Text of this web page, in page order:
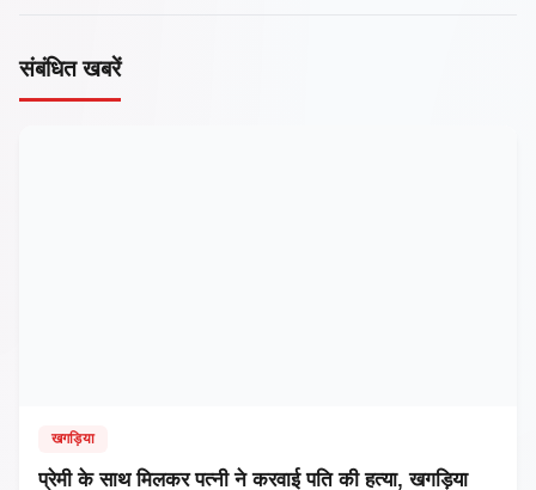
संबंधित खबरें
खगड़िया
प्रेमी के साथ मिलकर पत्नी ने करवाई पति की हत्या, खगड़िया